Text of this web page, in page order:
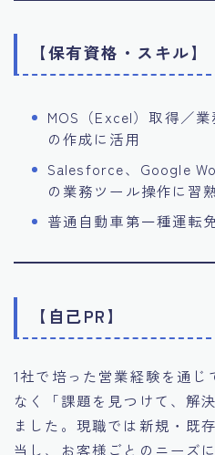
【保有資格・スキル】
MOS（Excel）取得／
の作成に活用
Salesforce、Google
の業務ツール操作に習
普通自動車第一種運転
【自己PR】
1社で培った営業経験を通
なく「課題を見つけて、解
ました。現職では新規・既
当し、お客様ごとのニーズ